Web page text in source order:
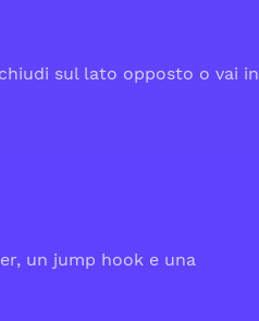
sul lato opposto o vai in
un jump hook e una